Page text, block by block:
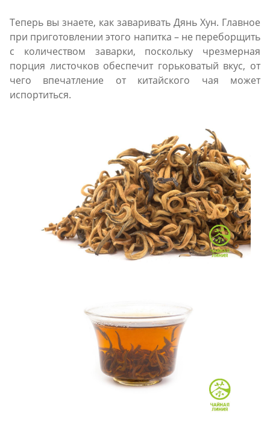
Теперь вы знаете, как заваривать Дянь Хун. Главное
при приготовлении этого напитка – не переборщить
с количеством заварки, поскольку чрезмерная
порция листочков обеспечит горьковатый вкус, от
чего впечатление от китайского чая может
испортиться.